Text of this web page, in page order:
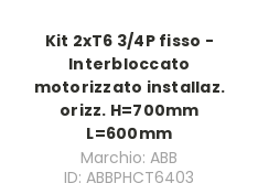
Kit 2xT6 3/4P fisso -
Interbloccato
motorizzato installaz.
orizz. H=700mm
L=600mm
Marchio: ABB
ID: ABBPHCT6403